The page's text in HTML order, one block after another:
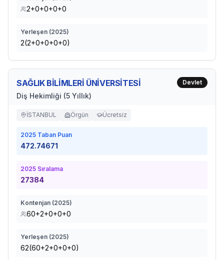
2+0+0+0+0
Yerleşen (2025)
2(2+0+0+0+0)
SAĞLIK BİLİMLERİ ÜNİVERSİTESİ
Diş Hekimliği (5 Yıllık)
Devlet
İSTANBUL Örgün Ücretsiz
2025 Taban Puan
472.74671
2025 Sıralama
27384
Kontenjan (2025)
60+2+0+0+0
Yerleşen (2025)
62(60+2+0+0+0)